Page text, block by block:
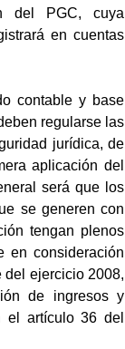
del PGC, cuya
en cuentas
contable y base
regularse las
jurídica, de
aplicación del
será que los
se generen con
tengan plenos
en consideración
del ejercicio 2008,
de ingresos y
el artículo 36 del